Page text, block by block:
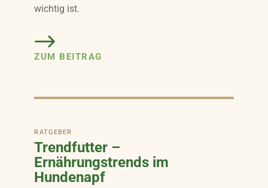
wichtig ist.
ZUM BEITRAG
RATGEBER
Trendfutter –
Ernährungstrends im
Hundenapf